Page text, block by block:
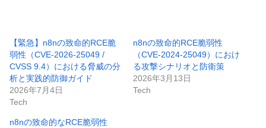
【緊急】n8nの致命的RCE脆
弱性（CVE-2026-25049 /
CVSS 9.4）における脅威の分
析と実践的防御ガイド
2026年7月4日
Tech
n8nの致命的RCE脆弱性
（CVE-2024-25049）におけ
る攻撃シナリオと防衛策
2026年3月13日
Tech
n8nの致命的なRCE脆弱性